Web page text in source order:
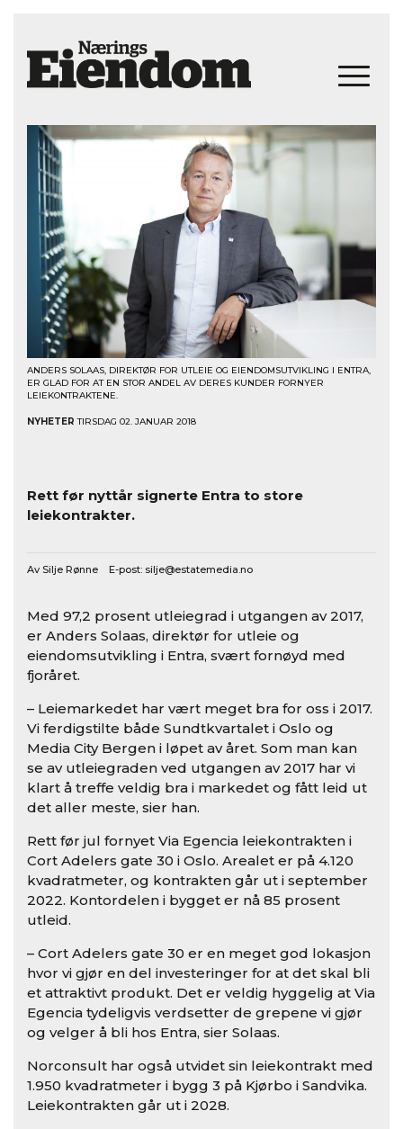
ANDERS SOLAAS, DIREKTØR FOR UTLEIE OG EIENDOMSUTVIKLING I ENTRA,
ER GLAD FOR AT EN STOR ANDEL AV DERES KUNDER FORNYER
LEIEKONTRAKTENE.
NYHETER TIRSDAG 02. JANUAR 2018
Rett før nyttår signerte Entra to store
leiekontrakter.
Av Silje Rønne E-post: silje@estatemedia.no
Med 97,2 prosent utleiegrad i utgangen av 2017,
er Anders Solaas, direktør for utleie og
eiendomsutvikling i Entra, svært fornøyd med
fjoråret.
– Leiemarkedet har vært meget bra for oss i 2017.
Vi ferdigstilte både Sundtkvartalet i Oslo og
Media City Bergen i løpet av året. Som man kan
se av utleiegraden ved utgangen av 2017 har vi
klart å treffe veldig bra i markedet og fått leid ut
det aller meste, sier han.
Rett før jul fornyet Via Egencia leiekontrakten i
Cort Adelers gate 30 i Oslo. Arealet er på 4.120
kvadratmeter, og kontrakten går ut i september
2022. Kontordelen i bygget er nå 85 prosent
utleid.
– Cort Adelers gate 30 er en meget god lokasjon
hvor vi gjør en del investeringer for at det skal bli
et attraktivt produkt. Det er veldig hyggelig at Via
Egencia tydeligvis verdsetter de grepene vi gjør
og velger å bli hos Entra, sier Solaas.
Norconsult har også utvidet sin leiekontrakt med
1.950 kvadratmeter i bygg 3 på Kjørbo i Sandvika.
Leiekontrakten går ut i 2028.